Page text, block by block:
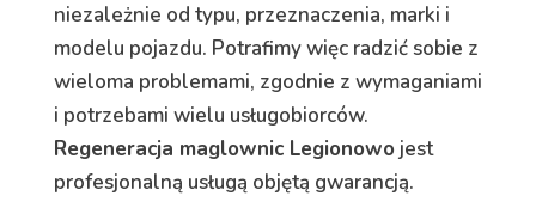
niezależnie od typu, przeznaczenia, marki i
modelu pojazdu. Potrafimy więc radzić sobie z
wieloma problemami, zgodnie z wymaganiami
i potrzebami wielu usługobiorców.
Regeneracja maglownic Legionowo jest
profesjonalną usługą objętą gwarancją.